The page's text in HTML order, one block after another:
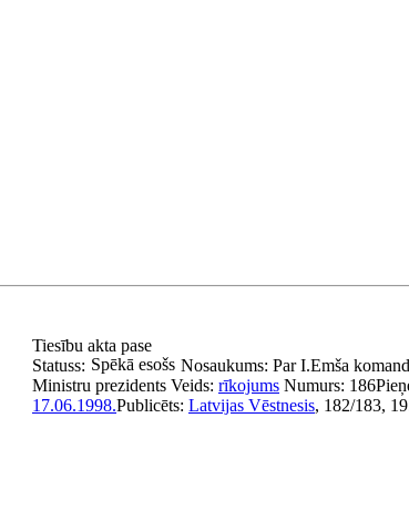
Tiesību akta pase
Nosaukums: Par I.Emša
Statuss: Spēkā esošs
Ministru prezidents Veids: rīkojums Numurs: 186
17.06.1998.Publicēts: Latvijas Vēstnesis, 182/183,